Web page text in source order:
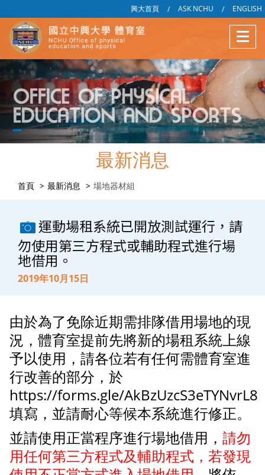
興大首頁 / ASK NCHU / ENGLISH
最新消息
首頁 最新消息 場地器材組
運動場租系統已開放測試運行，請
勿使用第三方程式或輔助程式進行場
地借用。
2019年10月15日
由於為了免除近期需排隊借用場地的現
況，體育室提前先將新的場租系統上線
予以使用，請各位若有任何需體育室進
行改善的部分，於
https://forms.gle/AkBzUzcS3eTYNvrL8
填寫，並請耐心等候本系統進行修正。
並請使用正當程序進行場地借用， 請勿
用任何第三方程式及輔助程式，若發現